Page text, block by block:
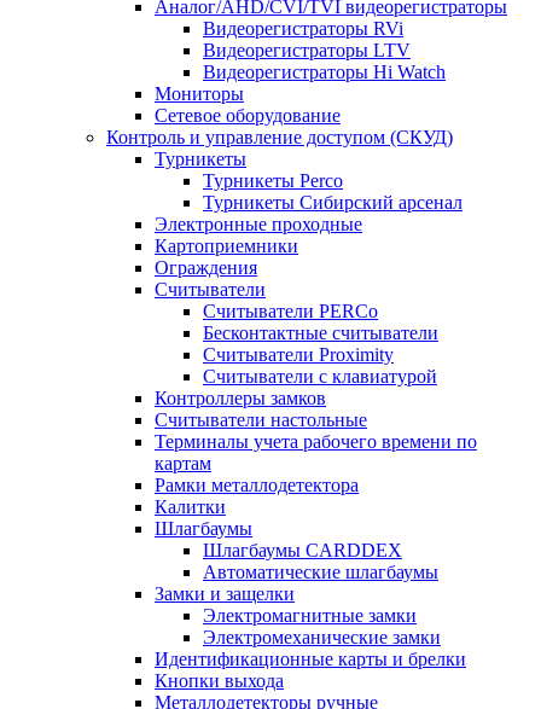
Аналог/AHD/CVI/TVI видеорегистраторы
Видеорегистраторы RVi
Видеорегистраторы LTV
Видеорегистраторы Hi Watch
Мониторы
Сетевое оборудование
Контроль и управление доступом (СКУД)
Турникеты
Турникеты Perco
Турникеты Сибирский арсенал
Электронные проходные
Картоприемники
Ограждения
Считыватели
Считыватели PERCo
Бесконтактные считыватели
Считыватели Proximity
Считыватели с клавиатурой
Контроллеры замков
Считыватели настольные
Терминалы учета рабочего времени по
картам
Рамки металлодетектора
Калитки
Шлагбаумы
Шлагбаумы CARDDEX
Автоматические шлагбаумы
Замки и защелки
Электромагнитные замки
Электромеханические замки
Идентификационные карты и брелки
Кнопки выхода
Металлодетекторы ручные